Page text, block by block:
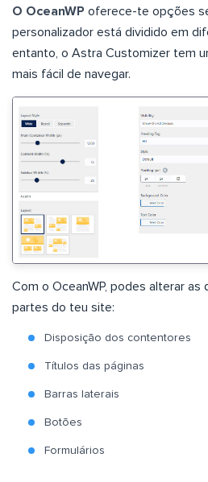
O OceanWP oferece-te opções
personalizador está dividido em
entanto, o Astra Customizer tem
mais fácil de navegar.
Com o OceanWP, podes alterar as
partes do teu site:
Disposição dos contentores
Títulos das páginas
Barras laterais
Botões
Formulários